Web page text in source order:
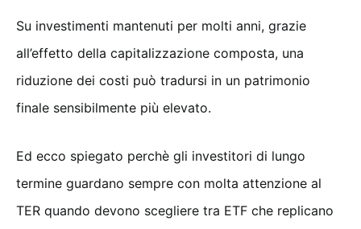
Su investimenti mantenuti per molti anni, grazie
all’effetto della capitalizzazione composta, una
riduzione dei costi può tradursi in un patrimonio
finale sensibilmente più elevato.
Ed ecco spiegato perchè gli investitori di lungo
termine guardano sempre con molta attenzione al
TER quando devono scegliere tra ETF che replicano